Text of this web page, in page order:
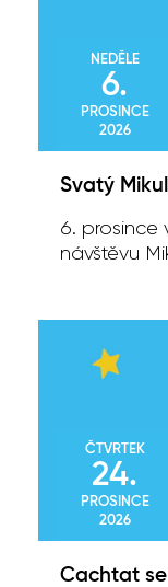
NEDĚLE
6.
PROSINCE
2026
Svatý
6. prosince
návštěvu
ČTVRTEK
24.
PROSINCE
2026
Cachtat